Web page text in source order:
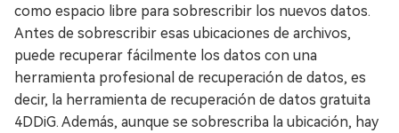
como espacio libre para sobrescribir los nuevos datos.
Antes de sobrescribir esas ubicaciones de archivos,
puede recuperar fácilmente los datos con una
herramienta profesional de recuperación de datos, es
decir, la herramienta de recuperación de datos gratuita
4DDiG. Además, aunque se sobrescriba la ubicación, hay